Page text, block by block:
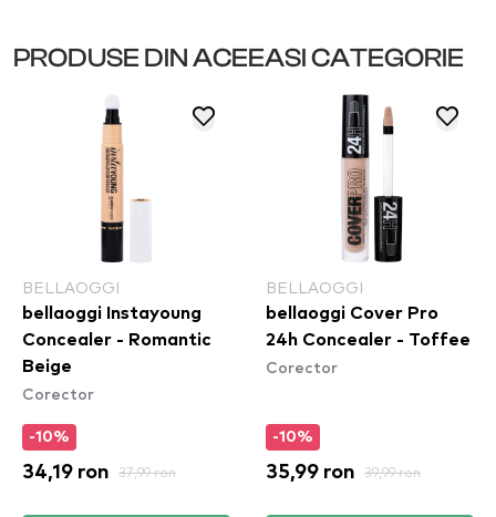
PRODUSE DIN ACEEASI CATEGORIE
BELLAOGGI
bellaoggi Instayoung
Concealer - Romantic
Beige
Corector
-10%
34,19 ron 37,99 ron
BELLAOGGI
bellaoggi Cover Pro
24h Concealer - Toffee
Corector
-10%
35,99 ron 39,99 ron